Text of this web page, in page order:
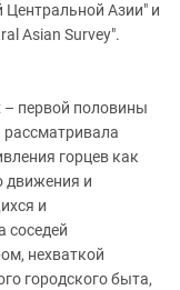
Центральной Азии" и
Asian Survey".
– первой половины
горцев как
движения и
и
соседей
нехваткой
городского быта,